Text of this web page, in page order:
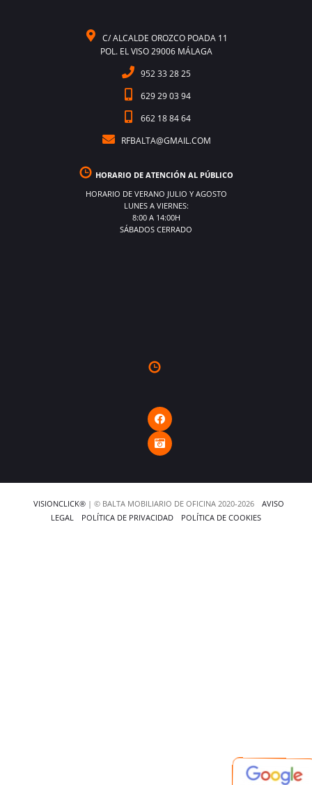
C/ ALCALDE OROZCO POADA 11
POL. EL VISO 29006 MÁLAGA
952 33 28 25
629 29 03 94
662 18 84 64
RFBALTA@GMAIL.COM
HORARIO DE ATENCIÓN AL PÚBLICO
HORARIO DE VERANO JULIO Y AGOSTO
LUNES A VIERNES:
8:00 A 14:00H
SÁBADOS CERRADO
VISIONCLICK® | © BALTA MOBILIARIO DE OFICINA 2020-2026
AVISO
LEGAL
POLÍTICA DE PRIVACIDAD POLÍTICA DE COOKIES